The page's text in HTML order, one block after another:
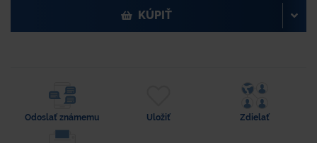
KÚPIŤ
Odoslať známemu Uložiť Zdielať